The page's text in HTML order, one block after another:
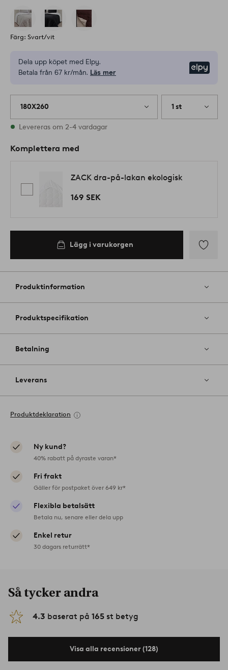
Färg: Svart/vit
Dela upp köpet med Elpy.
Betala från 67 kr/mån. Läs mer
180X260 1 st
I lager
Levereras om 2-4 vardagar
Komplettera med
ZACK dra-på-lakan ekologisk
169 SEK
Lägg i varukorgen
till
favoriter
Produktinformation
Produktspecifikation
Betalning
Leverans
Produktdeklaration
Ny kund?
40% rabatt på dyraste varan*
Fri frakt
Gäller för postpaket över 649 kr*
Flexibla betalsätt
Betala nu, senare eller dela upp
Enkel retur
30 dagars returrätt*
Så tycker andra
4.3 baserat på 165 st betyg
Visa alla recensioner (128)